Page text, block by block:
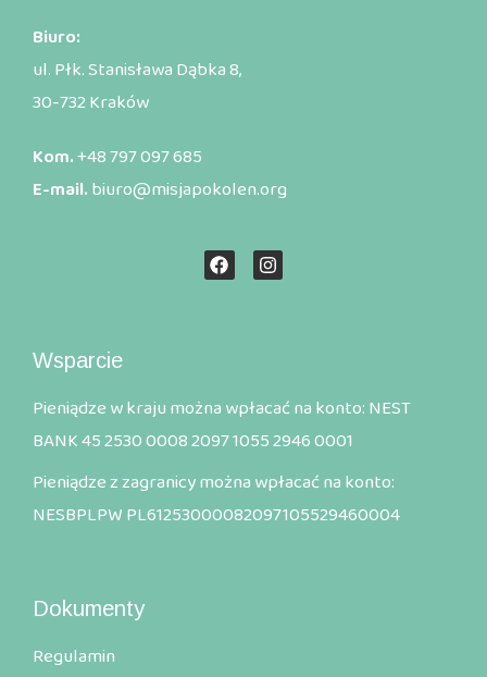
Biuro:
ul. Płk. Stanisława Dąbka 8,
30-732 Kraków
Kom.+48 797 097 685
E-mail.biuro@misjapokolen.org
Wsparcie
Pieniądze w kraju można wpłacać na konto: NEST
BANK 45 2530 0008 2097 1055 2946 0001
Pieniądze z zagranicy można wpłacać na konto:
NESBPLPW PL61253000082097105529460004
Dokumenty
Regulamin